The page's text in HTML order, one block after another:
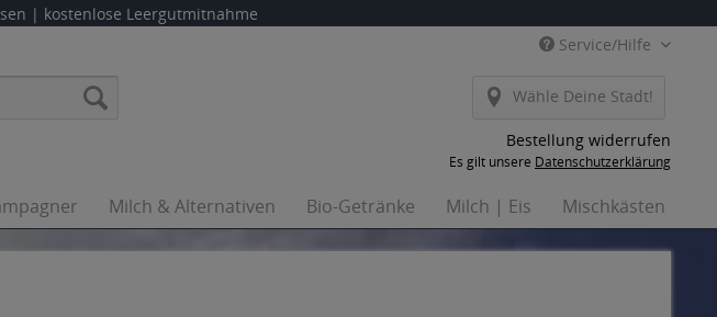
| kostenlose Leergutmitnahme
Service/Hilfe
Wähle Deine Stadt!
Bestellung widerrufen
Es gilt unsere Datenschutzerklärung
Milch & Alternativen Bio-Getränke Milch | Eis Mischkästen